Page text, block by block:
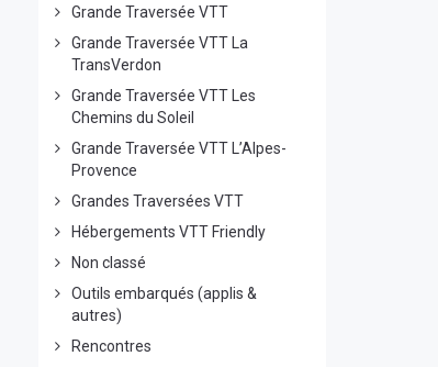
Grande Traversée VTT
Grande Traversée VTT La
TransVerdon
Grande Traversée VTT Les
Chemins du Soleil
Grande Traversée VTT L’Alpes-
Provence
Grandes Traversées VTT
Hébergements VTT Friendly
Non classé
Outils embarqués (applis &
autres)
Rencontres